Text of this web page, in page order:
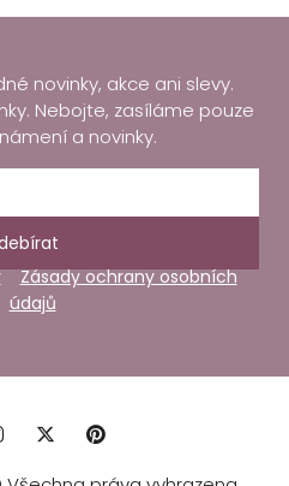
novinky, akce ani slevy.
Nebojte, zasíláme pouze
a novinky.
Zásady ochrany osobních
údajů